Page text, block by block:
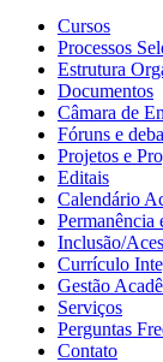
Cursos
Processos
Estrutura
Documentos
Câmara de
Fóruns e
Projetos e
Editais
Calendário
Permanência
Inclusão/
Currículo
Gestão
Serviços
Perguntas
Contato